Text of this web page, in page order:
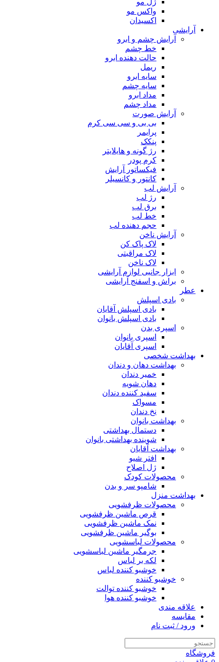
ژل مو
واکس مو
اکسیدان
آرایشی
آرایش چشم و ابرو
خط چشم
حالت دهنده ابرو
ریمل
سایه ابرو
سایه چشم
مداد ابرو
مداد چشم
آرایش صورت
بی بی و سی سی کرم
پرایمر
پنکک
رژ گونه و هایلایتر
کرم پودر
فیکساتور آرایش
کانتور و کانسیلر
آرایش لب
رژ لب
برق لب
خط لب
حجم دهنده لب
آرایش ناخن
لاک پاک کن
لاک مراقبتی
لاک ناخن
ابزار جانبی لوازم آرایشی
براش و اسفنج آرایشی
عطر
بادی اسپلش
بادی اسپلش آقایان
بادی اسپلش بانوان
اسپری بدن
اسپری بانوان
اسپری آقایان
بهداشت شخصی
بهداشت دهان و دندان
خمیر دندان
دهان شویه
سفید کننده دندان
مسواک
نخ دندان
بهداشت بانوان
دستمال بهداشتی
شوینده بهداشتی بانوان
بهداشت آقایان
افتر شیو
ژل اصلاح
محصولات کودک
شامپو سر و بدن
بهداشت منزل
محصولات ظرفشویی
قرص ماشین ظرفشویی
نمک ماشین ظرفشویی
بوگیر ماشین ظرفشویی
محصولات لباسشویی
جرمگیر ماشین لباسشویی
لکه بر لباس
خوشبو کننده لباس
خوشبو کننده
خوشبو کننده توالت
خوشبو کننده هوا
علاقه مندی
مقایسه
ورود / ثبت نام
فروشگاه